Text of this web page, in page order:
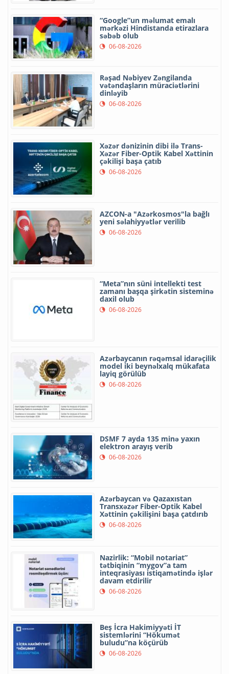
“Google”un məlumat emalı
mərkəzi Hindistanda etirazlara
səbəb olub
06-08-2026
Rəşad Nəbiyev Zəngilanda
vətəndaşların müraciətlərini
dinləyib
06-08-2026
Xəzər dənizinin dibi ilə Trans-
Xəzər Fiber-Optik Kabel Xəttinin
çəkilişi başa çatıb
06-08-2026
AZCON-a "Azərkosmos"la bağlı
yeni səlahiyyətlər verilib
06-08-2026
“Meta”nın süni intellekti test
zamanı başqa şirkətin sisteminə
daxil olub
06-08-2026
Azərbaycanın rəqəmsal idarəçilik
model iki beynəlxalq mükafata
layiq görülüb
06-08-2026
DSMF 7 ayda 135 minə yaxın
elektron arayış verib
06-08-2026
Azərbaycan və Qazaxıstan
Transxəzər Fiber-Optik Kabel
Xəttinin çəkilişini başa çatdırıb
06-08-2026
Nazirlik: “Mobil notariat”
tətbiqinin “mygov”a tam
inteqrasiyası istiqamətində işlər
davam etdirilir
06-08-2026
Beş İcra Hakimiyyəti İT
sistemlərini “Hökumət
buludu”na köçürüb
06-08-2026